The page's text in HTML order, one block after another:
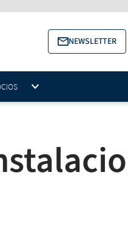
NEWSLETTER